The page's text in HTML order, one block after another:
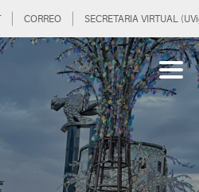
CORREO SECRETARIA VIRTUAL